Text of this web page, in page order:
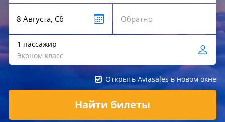
1 пассажир
Эконом класс
Открыть Aviasales в новом окне
Найти билеты